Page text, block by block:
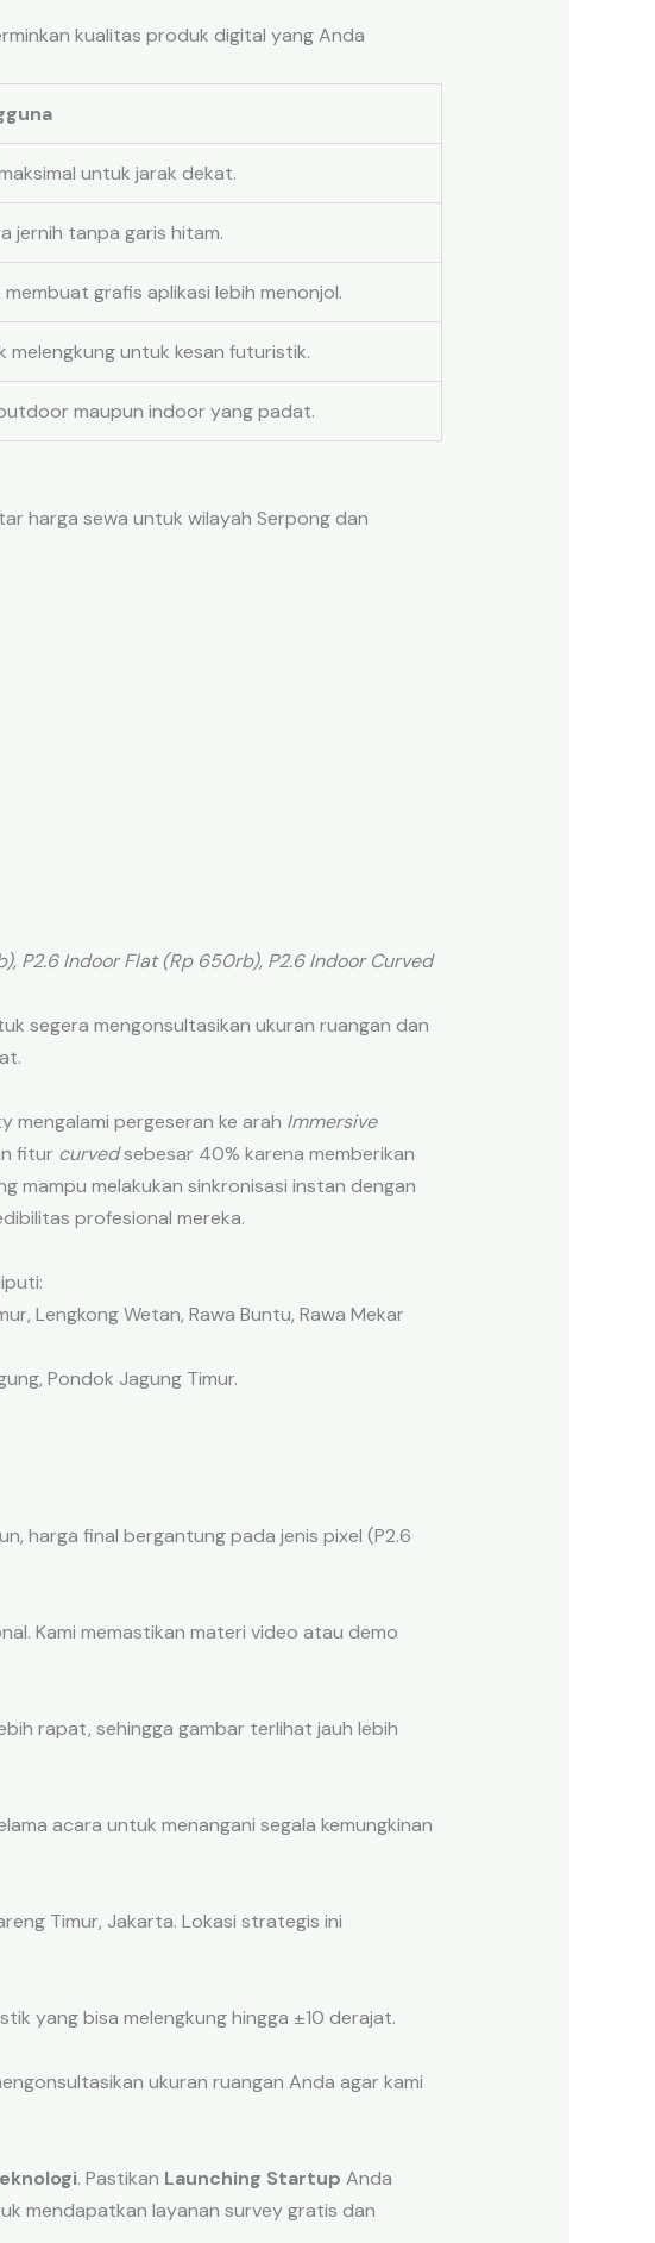
kualitas produk digital yang Anda
untuk jarak dekat.
jernih tanpa garis hitam.
grafis aplikasi lebih menonjol.
melengkung untuk kesan futuristik.
maupun indoor yang padat.
harga sewa untuk wilayah Serpong dan
P2.6 Indoor Flat (Rp 650rb), P2.6 Indoor Curved
segera mengonsultasikan ukuran ruangan dan
mengalami pergeseran ke arah Immersive
fitur curvedsebesar 40% karena memberikan
mampu melakukan sinkronisasi instan dengan
profesional mereka.
Lengkong Wetan, Rawa Buntu, Rawa Mekar
Pondok Jagung Timur.
harga final bergantung pada jenis pixel (P2.6
Kami memastikan materi video atau demo
rapat, sehingga gambar terlihat jauh lebih
acara untuk menangani segala kemungkinan
Timur, Jakarta. Lokasi strategis ini
yang bisa melengkung hingga ±10 derajat.
ukuran ruangan Anda agar kami
. Pastikan Launching Startup Anda
mendapatkan layanan survey gratis dan